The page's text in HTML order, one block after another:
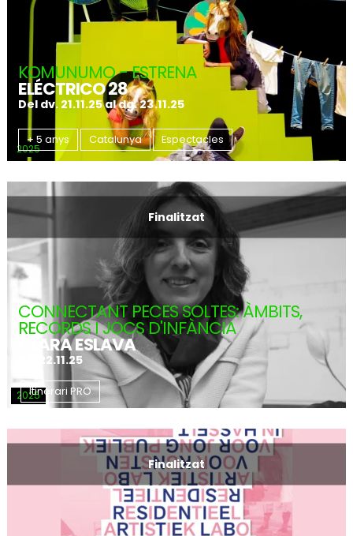
2025
KOMUNUMO - ESTRENA
ELÉCTRICO 28
Del dv. 21.11.25al dg. 23.11.25
+ 5 anys Catalunya Espectacles
Finalitzat
2025
CONNECTANT PECES SOLTES: ÀMBITS,
RECORDS I JOCS D'INFÀNCIA
CLARA ESLAVA
ds. 22.11.25
Itinerari PRO
Finalitzat